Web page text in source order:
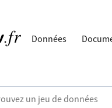
Données